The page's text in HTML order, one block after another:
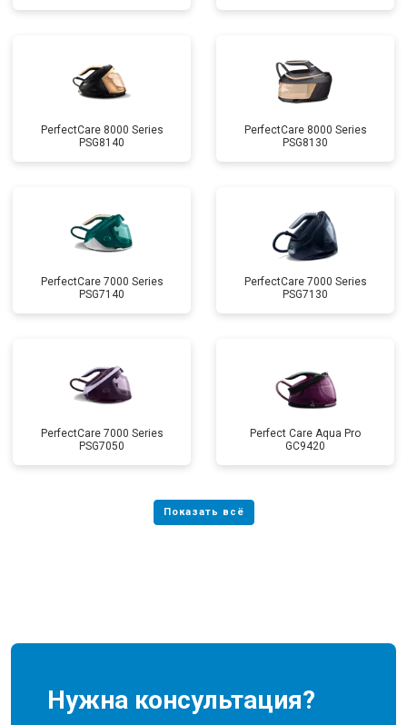
PerfectCare 8000 Series
PSG8140
PerfectCare 8000 Series
PSG8130
PerfectCare 7000 Series
PSG7140
PerfectCare 7000 Series
PSG7130
PerfectCare 7000 Series
PSG7050
Perfect Care Aqua Pro
GC9420
Нужна консультация?